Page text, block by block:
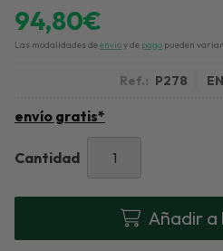
94,80€
Las modalidades deenvíoy de pago pueden
Ref.: P278
envío gratis*
Cantidad
Añadir a